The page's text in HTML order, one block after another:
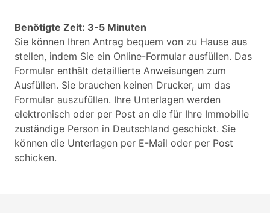
Benötigte Zeit: 3-5 Minuten
Sie können Ihren Antrag bequem von zu Hause aus
stellen, indem Sie ein Online-Formular ausfüllen. Das
Formular enthält detaillierte Anweisungen zum
Ausfüllen. Sie brauchen keinen Drucker, um das
Formular auszufüllen. Ihre Unterlagen werden
elektronisch oder per Post an die für Ihre Immobilie
zuständige Person in Deutschland geschickt. Sie
können die Unterlagen per E-Mail oder per Post
schicken.